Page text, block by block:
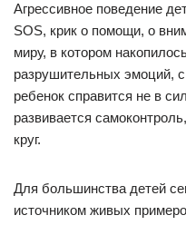
Агрессивное поведение
SOS, крик о помощи, о
миру, в котором
разрушительных эмоций,
ребенок справится не в
развивается
круг.
Для большинства детей
источником живых